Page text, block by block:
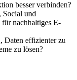
besser verbinden?
Social und
nachhaltiges E-
Daten effizienter zu
zu lösen?